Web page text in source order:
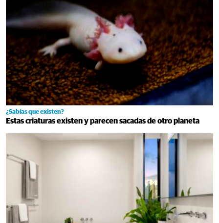
¿Sabías que existen?
Estas criaturas existen y parecen sacadas de otro planeta